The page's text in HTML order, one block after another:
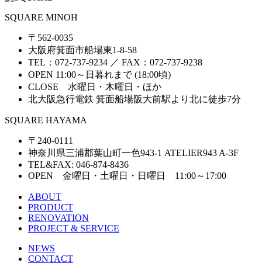
SQUARE MINOH
〒562-0035
大阪府箕面市船場東1-8-58
TEL：072-737-9234 ／ FAX：072-737-9238
OPEN 11:00～日暮れまで (18:00頃)
CLOSE 水曜日・木曜日・ほか
北大阪急行電鉄 箕面船場阪大前駅より北に徒歩7分
SQUARE HAYAMA
〒240-0111
神奈川県三浦郡葉山町一色943-1 ATELIER943 A-3F
TEL&FAX: 046-874-8436
OPEN 金曜日・土曜日・日曜日 11:00～17:00
ABOUT
PRODUCT
RENOVATION
PROJECT & SERVICE
NEWS
CONTACT